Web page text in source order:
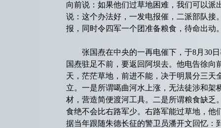
向前说：如果他们过草地困难，我们可以
说：这个办法好，一发电报催，二派部队接
报，同时令四军一个团准备粮食，待命出动
张国焘在中央的一再电催下，于8月30日
国焘驻足不前，要返回阿坝去。他电告徐
天，茫茫草地，前进不能，决于明晨分三
立。一是所谓噶曲河水上涨，无法徒涉和
材，营造简便渡河工具。二是所谓粮食缺乏
食绝不会比右路军少。右路军能过草地，他
据当年跟随朱德长征的警卫员潘开文回忆：